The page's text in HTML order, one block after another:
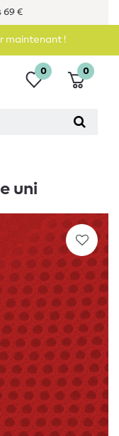
69 €
maintenant !
0 0
uni